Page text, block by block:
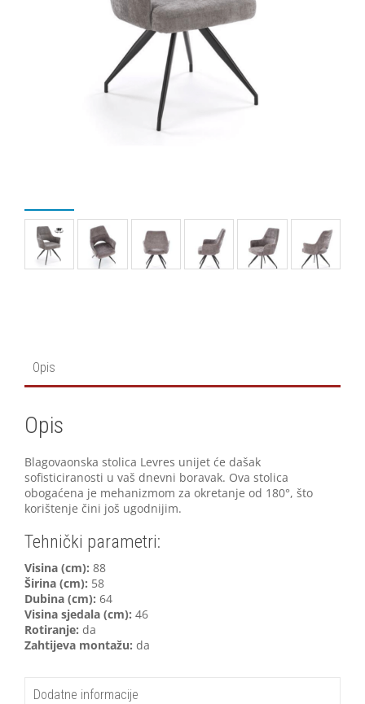
Opis
Opis
Blagovaonska stolica Levres unijet će dašak
sofisticiranosti u vaš dnevni boravak. Ova stolica
obogaćena je mehanizmom za okretanje od 180°, što
korištenje čini još ugodnijim.
Tehnički parametri:
Visina (cm): 88
Širina (cm): 58
Dubina (cm): 64
Visina sjedala (cm): 46
Rotiranje: da
Zahtijeva montažu: da
Dodatne informacije